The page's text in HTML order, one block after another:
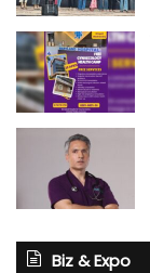
Biz & Expo